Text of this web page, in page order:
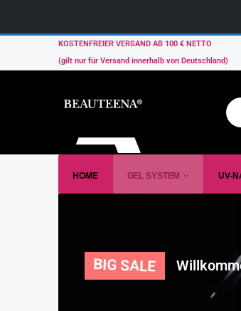
KOSTENFREIER VERSAND AB 100 € NETTO
(gilt nur für Versand innerhalb von Deutschland)
HOME GEL SYSTEM UV-
BIG SALE